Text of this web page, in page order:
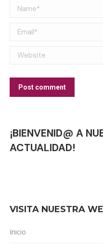
Name *
Email *
Website
Post comment
¡BIENVENID@ A
ACTUALIDAD!
VISITA NUESTRA
Inicio